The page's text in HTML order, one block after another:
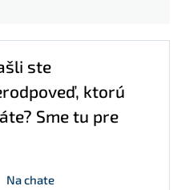
ste
ktorú
Sme tu pre
Na chate